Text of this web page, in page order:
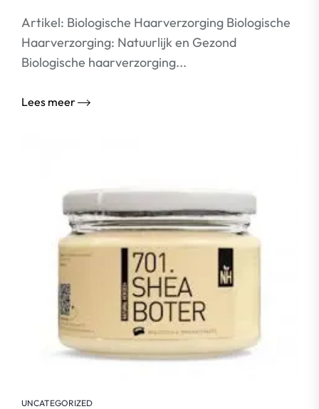
Artikel: Biologische Haarverzorging Biologische
Haarverzorging: Natuurlijk en Gezond
Biologische haarverzorging...
Lees meer
UNCATEGORIZED